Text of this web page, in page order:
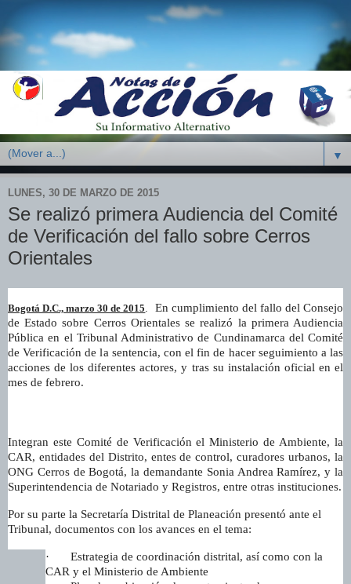
▼
LUNES, 30 DE MARZO DE 2015
Se realizó primera Audiencia del Comité
de Verificación del fallo sobre Cerros
Orientales
Bogotá D.C., marzo 30 de 2015. En cumplimiento del fallo del Consejo
de Estado sobre Cerros Orientales se realizó la primera Audiencia
Pública en el Tribunal Administrativo de Cundinamarca del Comité
de Verificación de la sentencia, con el fin de hacer seguimiento a las
acciones de los diferentes actores, y tras su instalación oficial en el
mes de febrero.
Integran este Comité de Verificación el Ministerio de Ambiente, la
CAR, entidades del Distrito, entes de control, curadores urbanos, la
ONG Cerros de Bogotá, la demandante Sonia Andrea Ramírez, y la
Superintendencia de Notariado y Registros, entre otras instituciones.
Por su parte la Secretaría Distrital de Planeación presentó ante el
Tribunal, documentos con los avances en el tema:
·
Estrategia de coordinación distrital, así como con la
CAR y el Ministerio de Ambiente